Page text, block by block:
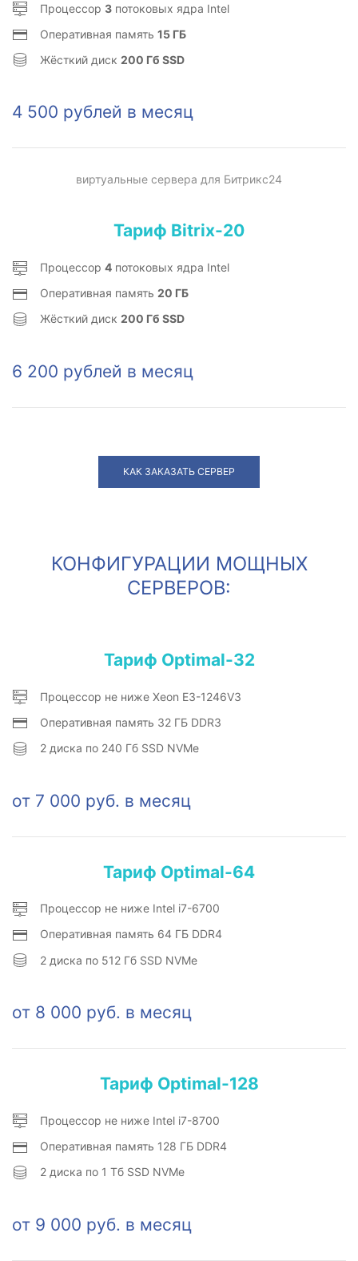
Процессор 3 потоковых ядра Intel
Оперативная память 15 ГБ
Жёсткий диск 200 Гб SSD
4 500 рублей в месяц
виртуальные сервера для Битрикс24
Тариф Bitrix-20
Процессор 4 потоковых ядра Intel
Оперативная память 20 ГБ
Жёсткий диск 200 Гб SSD
6 200 рублей в месяц
КАК ЗАКАЗАТЬ СЕРВЕР
КОНФИГУРАЦИИ МОЩНЫХ
СЕРВЕРОВ:
Тариф Optimal-32
Процессор не ниже Xeon E3-1246V3
Оперативная память 32 ГБ DDR3
2 диска по 240 Гб SSD NVMe
от 7 000 руб. в месяц
Тариф Optimal-64
Процессор не ниже Intel i7-6700
Оперативная память 64 ГБ DDR4
2 диска по 512 Гб SSD NVMe
от 8 000 руб. в месяц
Тариф Optimal-128
Процессор не ниже Intel i7-8700
Оперативная память 128 ГБ DDR4
2 диска по 1 Тб SSD NVMe
от 9 000 руб. в месяц